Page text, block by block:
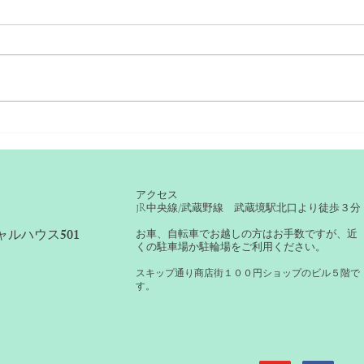
向けて
ショ
ハウス501
アクセス
JR中央線/武蔵野線 武蔵境駅北口より徒歩３分
​お車、自転車でお越しの方はお手数ですが、近
くの駐車場か駐輪場をご利用ください。
​スキップ通り商店街１００円ショップのビル５階で
す。